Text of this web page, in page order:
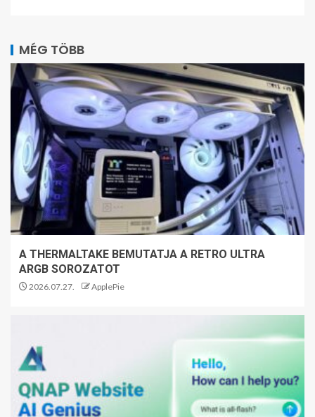
MÉG TÖBB
A THERMALTAKE BEMUTATJA A RETRO ULTRA
ARGB SOROZATOT
2026.07.27. ApplePie